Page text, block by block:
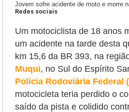
Jovem sofre acidente de moto e morre
Redes sociais
Um motociclista de 18 anos
um acidente na tarde desta
km 15,6 da BR 393, na
Muqui, no Sul do Espírito
Polícia Rodoviária Federal
motocicleta teria perdido o
saído da pista e colidido